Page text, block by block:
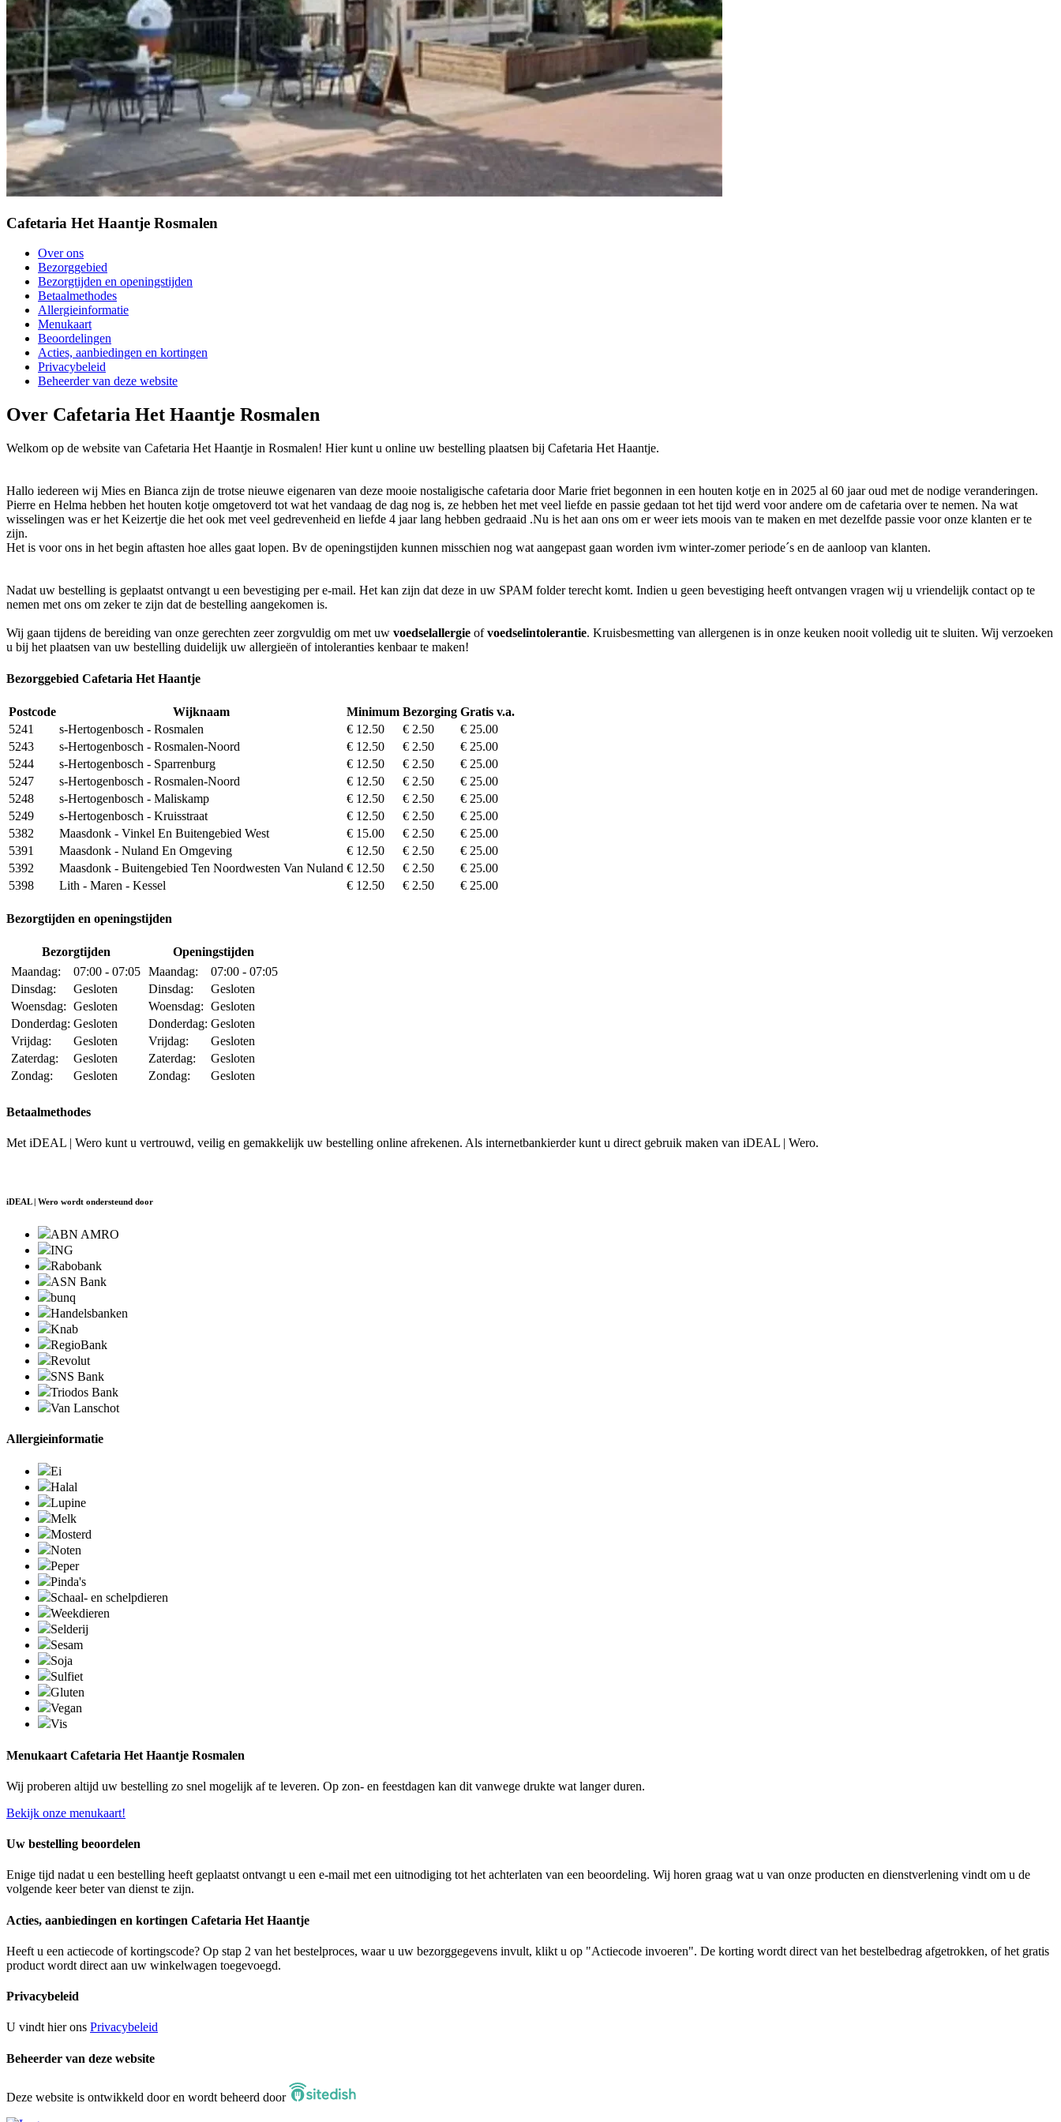
Cafetaria Het Haantje Rosmalen
Over ons
Bezorggebied
Bezorgtijden en openingstijden
Betaalmethodes
Allergieinformatie
Menukaart
Beoordelingen
Acties, aanbiedingen en kortingen
Privacybeleid
Beheerder van deze website
Over Cafetaria Het Haantje Rosmalen
Welkom op de website van Cafetaria Het Haantje in Rosmalen! Hier kunt u online uw bestelling plaatsen bij Cafetaria Het Haantje.
Hallo iedereen wij Mies en Bianca zijn de trotse nieuwe eigenaren van deze mooie nostaligische cafetaria door Marie friet begonnen in een houten kotje en in 2025 al 60 jaar oud met de nodige veranderingen.
Pierre en Helma hebben het houten kotje omgetoverd tot wat het vandaag de dag nog is, ze hebben het met veel liefde en passie gedaan tot het tijd werd voor andere om de cafetaria over te nemen. Na wat
wisselingen was er het Keizertje die het ook met veel gedrevenheid en liefde 4 jaar lang hebben gedraaid .Nu is het aan ons om er weer iets moois van te maken en met dezelfde passie voor onze klanten er te
zijn.
Het is voor ons in het begin aftasten hoe alles gaat lopen. Bv de openingstijden kunnen misschien nog wat aangepast gaan worden ivm winter-zomer periode´s en de aanloop van klanten.
Nadat uw bestelling is geplaatst ontvangt u een bevestiging per e-mail. Het kan zijn dat deze in uw SPAM folder terecht komt. Indien u geen bevestiging heeft ontvangen vragen wij u vriendelijk contact op te
nemen met ons om zeker te zijn dat de bestelling aangekomen is.
Wij gaan tijdens de bereiding van onze gerechten zeer zorgvuldig om met uw voedselallergie ofvoedselintolerantie. Kruisbesmetting van allergenen is in onze keuken nooit volledig uit te sluiten. Wij verzoeken
u bij het plaatsen van uw bestelling duidelijk uw allergieën of intoleranties kenbaar te maken!
Bezorggebied Cafetaria Het Haantje
Postcode Wijknaam Minimum Bezorging Gratis v.a.
5241
s-Hertogenbosch - Rosmalen € 12.50 € 2.50
€ 25.00
5243
s-Hertogenbosch - Rosmalen-Noord € 12.50 € 2.50
€ 25.00
5244
s-Hertogenbosch - Sparrenburg € 12.50 € 2.50
€ 25.00
5247
s-Hertogenbosch - Rosmalen-Noord € 12.50 € 2.50
€ 25.00
5248
s-Hertogenbosch - Maliskamp € 12.50 € 2.50
€ 25.00
5249
s-Hertogenbosch - Kruisstraat € 12.50 € 2.50
€ 25.00
5382
Maasdonk - Vinkel En Buitengebied West € 15.00 € 2.50
€ 25.00
5391
Maasdonk - Nuland En Omgeving € 12.50 € 2.50
€ 25.00
5392
Maasdonk - Buitengebied Ten Noordwesten Van Nuland € 12.50 € 2.50
€ 25.00
5398
Lith - Maren - Kessel € 12.50 € 2.50 € 25.00
Bezorgtijden en openingstijden
Bezorgtijden
Openingstijden
Maandag:
07:00 - 07:05
Dinsdag:
Gesloten
Woensdag: Gesloten
Donderdag: Gesloten
Vrijdag:
Gesloten
Zaterdag:
Gesloten
Zondag:
Gesloten
Maandag:
07:00 - 07:05
Dinsdag:
Gesloten
Woensdag: Gesloten
Donderdag: Gesloten
Vrijdag:
Gesloten
Zaterdag:
Gesloten
Zondag:
Gesloten
Betaalmethodes
Met iDEAL | Wero kunt u vertrouwd, veilig en gemakkelijk uw bestelling online afrekenen. Als internetbankierder kunt u direct gebruik maken van iDEAL | Wero.
iDEAL | Wero wordt ondersteund door
ABN AMRO
ING
Rabobank
ASN Bank
bunq
Handelsbanken
Knab
RegioBank
Revolut
SNS Bank
Triodos Bank
Van Lanschot
Allergieinformatie
Ei
Halal
Lupine
Melk
Mosterd
Noten
Peper
Pinda's
Schaal- en schelpdieren
Weekdieren
Selderij
Sesam
Soja
Sulfiet
Gluten
Vegan
Vis
Menukaart Cafetaria Het Haantje Rosmalen
Wij proberen altijd uw bestelling zo snel mogelijk af te leveren. Op zon- en feestdagen kan dit vanwege drukte wat langer duren.
Bekijk onze menukaart!
Uw bestelling beoordelen
Enige tijd nadat u een bestelling heeft geplaatst ontvangt u een e-mail met een uitnodiging tot het achterlaten van een beoordeling. Wij horen graag wat u van onze producten en dienstverlening vindt om u de
volgende keer beter van dienst te zijn.
Acties, aanbiedingen en kortingen Cafetaria Het Haantje
Heeft u een actiecode of kortingscode? Op stap 2 van het bestelproces, waar u uw bezorggegevens invult, klikt u op "Actiecode invoeren". De korting wordt direct van het bestelbedrag afgetrokken, of het gratis
product wordt direct aan uw winkelwagen toegevoegd.
Privacybeleid
U vindt hier ons Privacybeleid
Beheerder van deze website
Deze website is ontwikkeld door en wordt beheerd door